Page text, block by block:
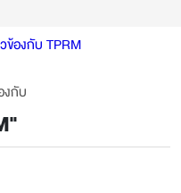
ข้องกับ TPRM
งกับ
"